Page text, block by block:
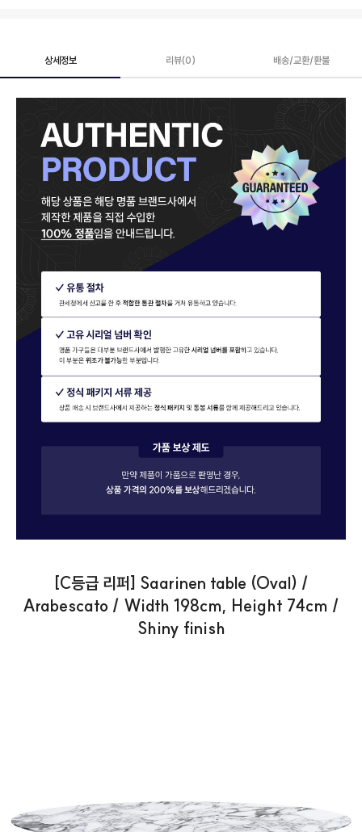
상세정보 리뷰(0) 배송/교환/환불
[C등급 리퍼] Saarinen table (Oval) /
Arabescato / Width 198cm, Height 74cm /
Shiny finish